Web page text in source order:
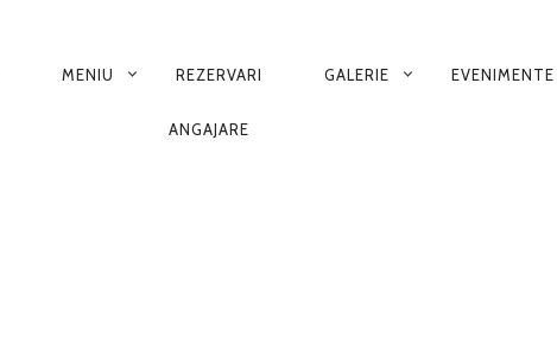
MENIU REZERVARI GALERIE EVENIMENTE
ANGAJARE